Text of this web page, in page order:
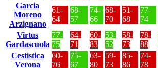
Garcia
Moreno
Arzignano
61-
64
68-
57
74-
66
68-
70
51-
68
77-
74
Virtus
Gardascuola
77-
75
64-
71
60-
83
53-
52
58-
73
78-
88
Cestistica
Verona
60-
76
75-
67
63-
80
59-
73
85-
86
74-
78